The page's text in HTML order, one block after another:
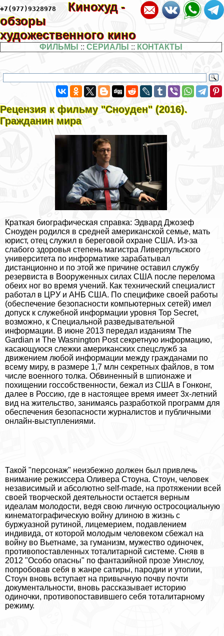
+7(977)9328978
Кинохуд -
обзоры
художественного кино
ФИЛЬМЫ :: СЕРИАЛЫ :: КОНТАКТЫ
Рецензия к фильму "Сноуден" (2016).
Гражданин мира
Краткая биографическая справка: Эдвард Джозеф
Сноуден родился в средней американской семье, мать
юрист, отец служил в береговой охране США. Из-за
слабого здоровья степень магистра Ливерпульского
университета по информатике заpaбатывал
дистанционно и по этой же причине оставил службу
резервиста в Вооруженных силах США после перелома
обеих ног во время учений. Как технический специалист
работал в ЦРУ и АНБ США. По специфике своей работы
(обеспечение безопасности компьютерных сетей) имел
допуск к служебной информации уровня Top Secret,
возможно, к Специальной разведывательной
информации. В июне 2013 передал изданиям The
Gardian и The Wasnington Post секретную информацию,
касающуюся слежки американских спецслужб за
движением любой информации между гражданами по
всему миру, в размере 1,7 млн секретных файлов, в том
числе военного толка. Обвиненный в шпионаже и
похищении госсобственности, бежал из США в Гонконг,
далее в Россию, где в настоящее время имеет 3х-летний
вид на жительство, занимаясь разработкой программ для
обеспечения безопасности журналистов и публичными
онлайн-выступлениями.
Такой "персонаж" неизбежно должен был привлечь
внимание режиссера Оливера Стоуна. Стоун, человек
независимый и абсолютно self-made, на протяжении всей
своей творческой деятельности остается верным
идеалам молодости, ведя свою личную остросоциальную
кинематографическую войну длиною в жизнь с
буржуазной рутиной, лицемерием, подавлением
индивида, от которой молодым человеком сбежал на
войну во Вьетнаме, за гуманизм, мужество одиночек,
противопоставленных тоталитарной системе. Сняв в
2012 "Особо опасны" по фантазийной прозе Уинслоу,
попробовав себя в жанре сатиры, пародии и утопии,
Стоун вновь вступает на привычную почву почти
документальности, вновь рассказывает историю
одиночки, противопоставившего себя тоталитарному
режиму.